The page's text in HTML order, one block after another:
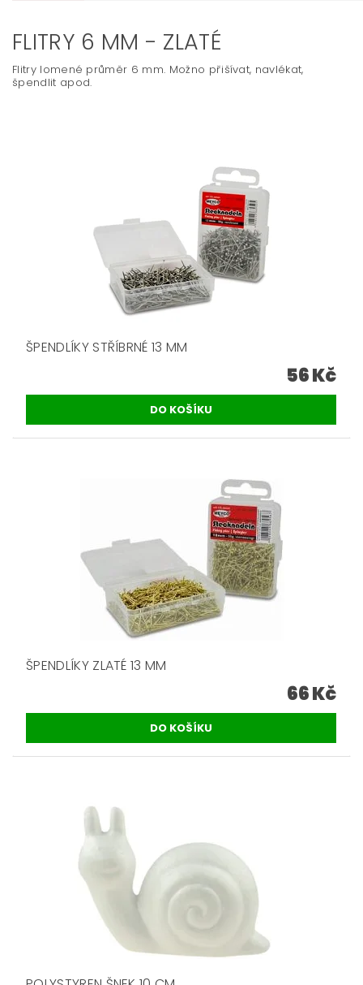
FLITRY 6 MM - ZLATÉ
Flitry lomené průměr 6 mm. Možno přišívat, navlékat,
špendlit apod.
ŠPENDLÍKY STŘÍBRNÉ 13 MM
56 Kč
ŠPENDLÍKY ZLATÉ 13 MM
66 Kč